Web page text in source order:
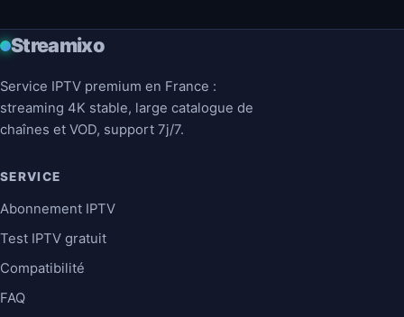
Streamixo
Service IPTV premium en France :
streaming 4K stable, large catalogue de
chaînes et VOD, support 7j/7.
SERVICE
Abonnement IPTV
Test IPTV gratuit
Compatibilité
FAQ